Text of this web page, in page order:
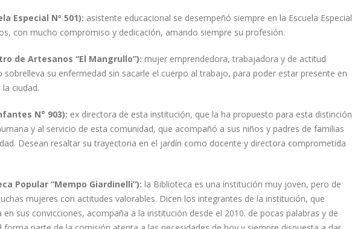
Especial Nº 501): asistente educacional se desempeñó siempre en la Escuela Especial
con mucho compromiso y dedicación, amando siempre su profesión.
de Artesanos “El Mangrullo”): mujer emprendedora, trabajadora y de actitud
su enfermedad sin sacarle el cuerpo al trabajo, para poder estar presente en
ciudad.
N° 903): ex directora de esta institución, que la ha propuesto para esta distinción
y al servicio de esta comunidad, que acompañó a sus niños y padres de familias
Desean resaltar su trayectoria en el jardín como docente y directora comprometida
Popular “Mempo Giardinelli”): la Biblioteca es una institución muy joven, pero de
mujeres con actitudes valorables. Dicen los integrantes de la institución, que
sus convicciones, acompaña a la institución desde el 2010. de pocas palabras y de